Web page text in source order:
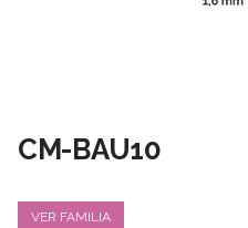
CM-BAU10
VER FAMILIA